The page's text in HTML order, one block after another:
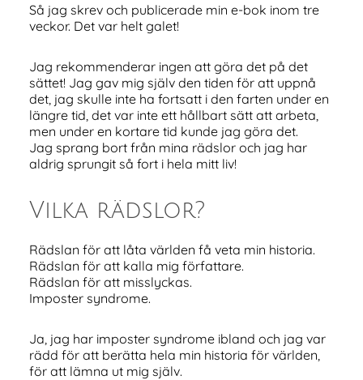
Så jag skrev och publicerade min e-bok inom tre
veckor. Det var helt galet!
Jag rekommenderar ingen att göra det på det
sättet! Jag gav mig själv den tiden för att uppnå
det, jag skulle inte ha fortsatt i den farten under en
längre tid, det var inte ett hållbart sätt att arbeta,
men under en kortare tid kunde jag göra det.
Jag sprang bort från mina rädslor och jag har
aldrig sprungit så fort i hela mitt liv!
Vilka rädslor?
Rädslan för att låta världen få veta min historia.
Rädslan för att kalla mig författare.
Rädslan för att misslyckas.
Imposter syndrome.
Ja, jag har imposter syndrome ibland och jag var
rädd för att berätta hela min historia för världen,
för att lämna ut mig själv.